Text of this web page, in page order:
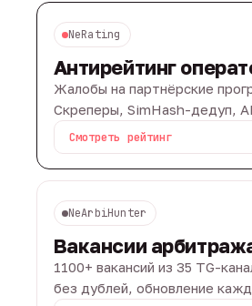
NeRating
Антирейтинг
Жалобы на партнёрские
Скреперы, SimHash-дедуп,
Смотреть рейтинг
NeArbiHunter
Вакансии
1100+ вакансий из 35 TG-
без дублей, обновление